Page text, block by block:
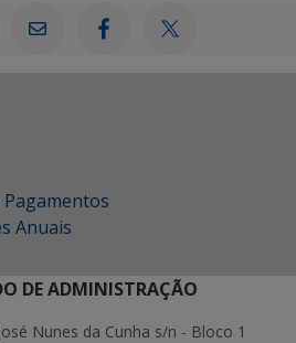
Anuais
DE ADMINISTRAÇÃO
Nunes da Cunha s/n - Bloco 1